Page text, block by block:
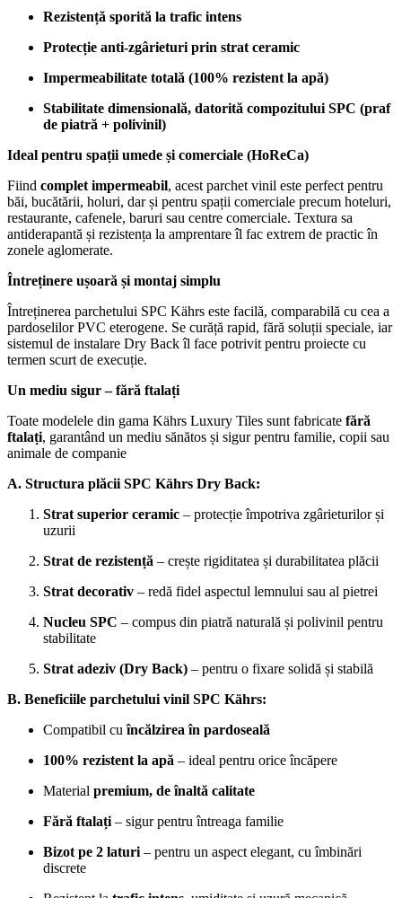
Rezistență sporită la trafic intens
Protecție anti-zgârieturi prin strat ceramic
Impermeabilitate totală (100% rezistent la apă)
Stabilitate dimensională, datorită compozitului SPC (praf
de piatră + polivinil)
Ideal pentru spații umede și comerciale (HoReCa)
Fiind complet impermeabil, acest parchet vinil este perfect pentru
băi, bucătării, holuri, dar și pentru spații comerciale precum hoteluri,
restaurante, cafenele, baruri sau centre comerciale. Textura sa
antiderapantă și rezistența la amprentare îl fac extrem de practic în
zonele aglomerate.
Întreținere ușoară și montaj simplu
Întreținerea parchetului SPC Kährs este facilă, comparabilă cu cea a
pardoselilor PVC eterogene. Se curăță rapid, fără soluții speciale, iar
sistemul de instalare Dry Back îl face potrivit pentru proiecte cu
termen scurt de execuție.
Un mediu sigur – fără ftalați
Toate modelele din gama Kährs Luxury Tiles sunt fabricate fără
ftalați, garantând un mediu sănătos și sigur pentru familie, copii sau
animale de companie
A. Structura plăcii SPC Kährs Dry Back:
Strat superior ceramic – protecție împotriva zgârieturilor și
uzurii
Strat de rezistență – crește rigiditatea și durabilitatea plăcii
Strat decorativ – redă fidel aspectul lemnului sau al pietrei
Nucleu SPC – compus din piatră naturală și polivinil pentru
stabilitate
Strat adeziv (Dry Back) – pentru o fixare solidă și stabilă
B. Beneficiile parchetului vinil SPC Kährs:
Compatibil cuîncălzirea în pardoseală
100% rezistent la apă – ideal pentru orice încăpere
Material premium, de înaltă calitate
Fără ftalați – sigur pentru întreaga familie
Bizot pe 2 laturi – pentru un aspect elegant, cu îmbinări
discrete